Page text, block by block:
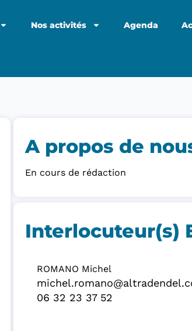
Nos activités Agenda
A propos de
En cours de rédaction
Interlocuteur(s)
ROMANO Michel
06 32 23 37 52